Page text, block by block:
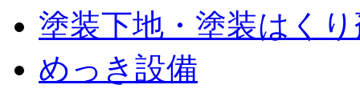
塗装下地・塗装はく
めっき設備